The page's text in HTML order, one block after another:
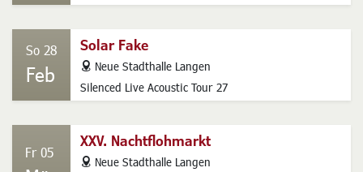
Solar Fake
Silenced Live Acoustic Tour 27
So 28
Feb
address
Neue Stadthalle Langen
XXV. Nachtflohmarkt
Fr 05 address
Neue Stadthalle Langen